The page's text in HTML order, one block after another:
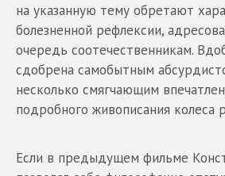
на указанную тему обретают
болезненной рефлексии,
очередь соотечественникам.
сдобрена самобытным
несколько смягчающим
подробного живописания колеса
Если в предыдущем фильме